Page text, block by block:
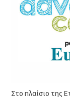
Στο πλαίσιο της